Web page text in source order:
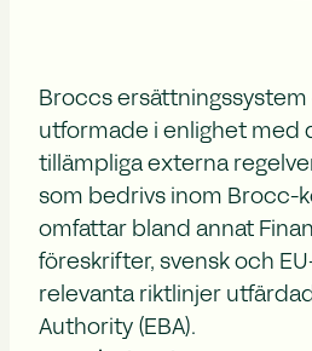
Broccs
utformade i enlighet med
tillämpliga externa
som bedrivs inom Brocc-
omfattar bland annat
föreskrifter, svensk och
relevanta riktlinjer
Authority (EBA).